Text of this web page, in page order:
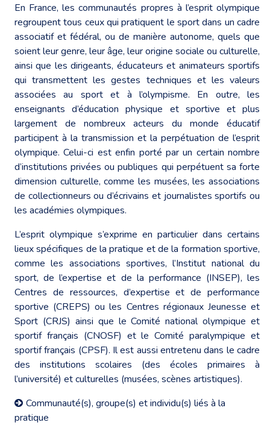
En France, les communautés propres à l’esprit olympique
regroupent tous ceux qui pratiquent le sport dans un cadre
associatif et fédéral, ou de manière autonome, quels que
soient leur genre, leur âge, leur origine sociale ou culturelle,
ainsi que les dirigeants, éducateurs et animateurs sportifs
qui transmettent les gestes techniques et les valeurs
associées au sport et à l’olympisme. En outre, les
enseignants d’éducation physique et sportive et plus
largement de nombreux acteurs du monde éducatif
participent à la transmission et la perpétuation de l’esprit
olympique. Celui-ci est enfin porté par un certain nombre
d’institutions privées ou publiques qui perpétuent sa forte
dimension culturelle, comme les musées, les associations
de collectionneurs ou d’écrivains et journalistes sportifs ou
les académies olympiques.
L’esprit olympique s’exprime en particulier dans certains
lieux spécifiques de la pratique et de la formation sportive,
comme les associations sportives, l’Institut national du
sport, de l’expertise et de la performance (INSEP), les
Centres de ressources, d’expertise et de performance
sportive (CREPS) ou les Centres régionaux Jeunesse et
Sport (CRJS) ainsi que le Comité national olympique et
sportif français (CNOSF) et le Comité paralympique et
sportif français (CPSF). Il est aussi entretenu dans le cadre
des institutions scolaires (des écoles primaires à
l’université) et culturelles (musées, scènes artistiques).
Communauté(s), groupe(s) et individu(s) liés à la
pratique